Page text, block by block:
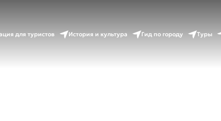
для туристов История и культура Гид по городу Туры
напротив стадиона «Астана Арена»